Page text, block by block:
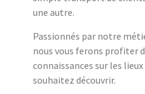
une autre.
Passionnés par notre
nous vous ferons profiter
connaissances sur les
souhaitez découvrir.